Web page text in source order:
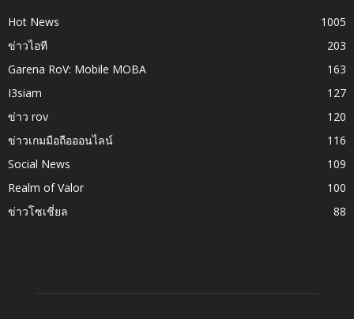
Hot News
1005
ข่าวไอที
203
Garena RoV: Mobile MOBA
163
I3siam
127
ข่าว rov
120
ข่าวเกมมือถือออนไลน์
116
Social News
109
Realm of Valor
100
ข่าวโซเชี่ยล
88